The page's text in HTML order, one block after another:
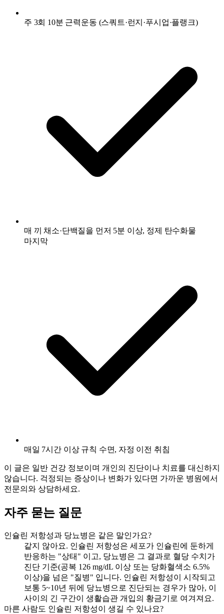
주 3회 10분 근력운동 (스쿼트·런지·푸시업·플랭크)
매 끼 채소·단백질을 먼저 5분 이상, 정제 탄수화물
마지막
매일 7시간 이상 규칙 수면, 자정 이전 취침
이 글은 일반 건강 정보이며 개인의 진단이나 치료를 대신하지
않습니다. 걱정되는 증상이나 변화가 있다면 가까운 병원에서
전문의와 상담하세요.
자주 묻는 질문
인슐린 저항성과 당뇨병은 같은 말인가요?
같지 않아요. 인슐린 저항성은 세포가 인슐린에 둔하게
반응하는 "상태" 이고, 당뇨병은 그 결과로 혈당 수치가
진단 기준(공복 126 mg/dL 이상 또는 당화혈색소 6.5%
이상)을 넘은 "질병" 입니다. 인슐린 저항성이 시작되고
보통 5~10년 뒤에 당뇨병으로 진단되는 경우가 많아, 이
사이의 긴 구간이 생활습관 개입의 황금기로 여겨져요.
마른 사람도 인슐린 저항성이 생길 수 있나요?